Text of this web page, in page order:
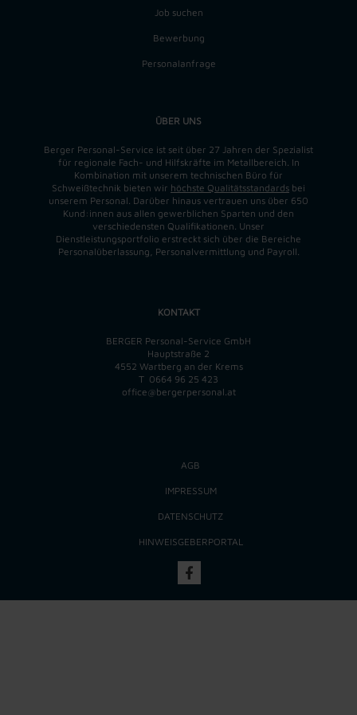
Job suchen
Bewerbung
Personalanfrage
ÜBER UNS
Berger Personal-Service ist seit über 27 Jahren der Spezialist
für regionale Fach- und Hilfskräfte im Metallbereich. In
Kombination mit unserem technischen Büro für
Schweißtechnik bieten wir höchste Qualitätsstandards bei
unserem Personal. Darüber hinaus vertrauen uns über 650
Kund:innen aus allen gewerblichen Sparten und den
verschiedensten Qualifikationen. Unser
Dienstleistungsportfolio erstreckt sich über die Bereiche
Personalüberlassung, Personalvermittlung und Payroll.
KONTAKT
BERGER Personal-Service GmbH
Hauptstraße 2
4552 Wartberg an der Krems
T 0664 96 25 423
office@bergerpersonal.at
AGB
IMPRESSUM
DATENSCHUTZ
HINWEISGEBERPORTAL